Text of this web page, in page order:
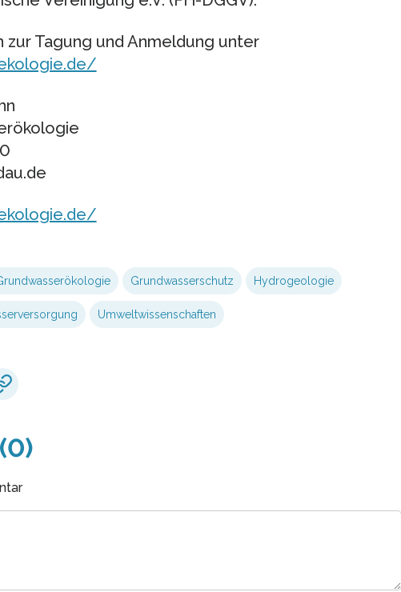
Tagung und Anmeldung unter
Grundwasserschutz Hydrogeologie
Umweltwissenschaften